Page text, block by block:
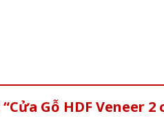
Gỗ HDF Veneer 2